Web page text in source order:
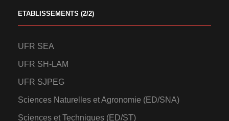
ETABLISSEMENTS (2/2)
UFR SEA
UFR SH-LAM
UFR SJPEG
Sciences Naturelles et Agronomie (ED/SNA)
Sciences et Techniques (ED/ST)